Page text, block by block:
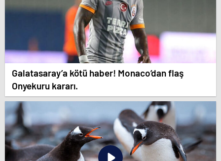
Galatasaray’a kötü haber! Monaco’dan flaş
Onyekuru kararı.